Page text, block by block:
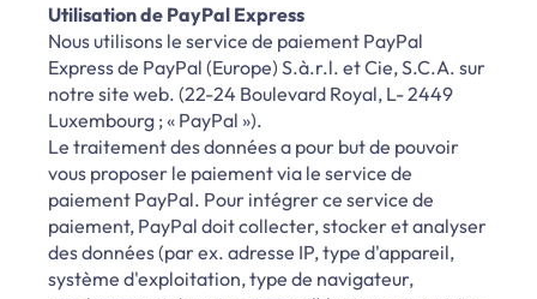
Utilisation de PayPal Express
Nous utilisons le service de paiement PayPal
Express de PayPal (Europe) S.à.r.l. et Cie, S.C.A. sur
notre site web. (22-24 Boulevard Royal, L- 2449
Luxembourg ; « PayPal »).
Le traitement des données a pour but de pouvoir
vous proposer le paiement via le service de
paiement PayPal. Pour intégrer ce service de
paiement, PayPal doit collecter, stocker et analyser
des données (par ex. adresse IP, type d'appareil,
système d'exploitation, type de navigateur,